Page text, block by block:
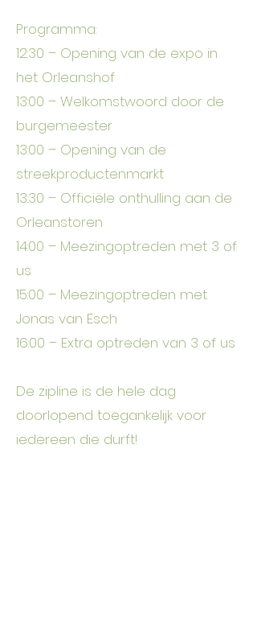
Programma:
12:30 – Opening van de expo in
het Orleanshof
13:00 – Welkomstwoord door de
burgemeester
13:00 – Opening van de
streekproductenmarkt
13:30 – Officiële onthulling aan de
Orleanstoren
14:00 – Meezingoptreden met 3 of
us
15:00 – Meezingoptreden met
Jonas van Esch
16:00 – Extra optreden van 3 of us
De zipline is de hele dag
doorlopend toegankelijk voor
iedereen die durft!